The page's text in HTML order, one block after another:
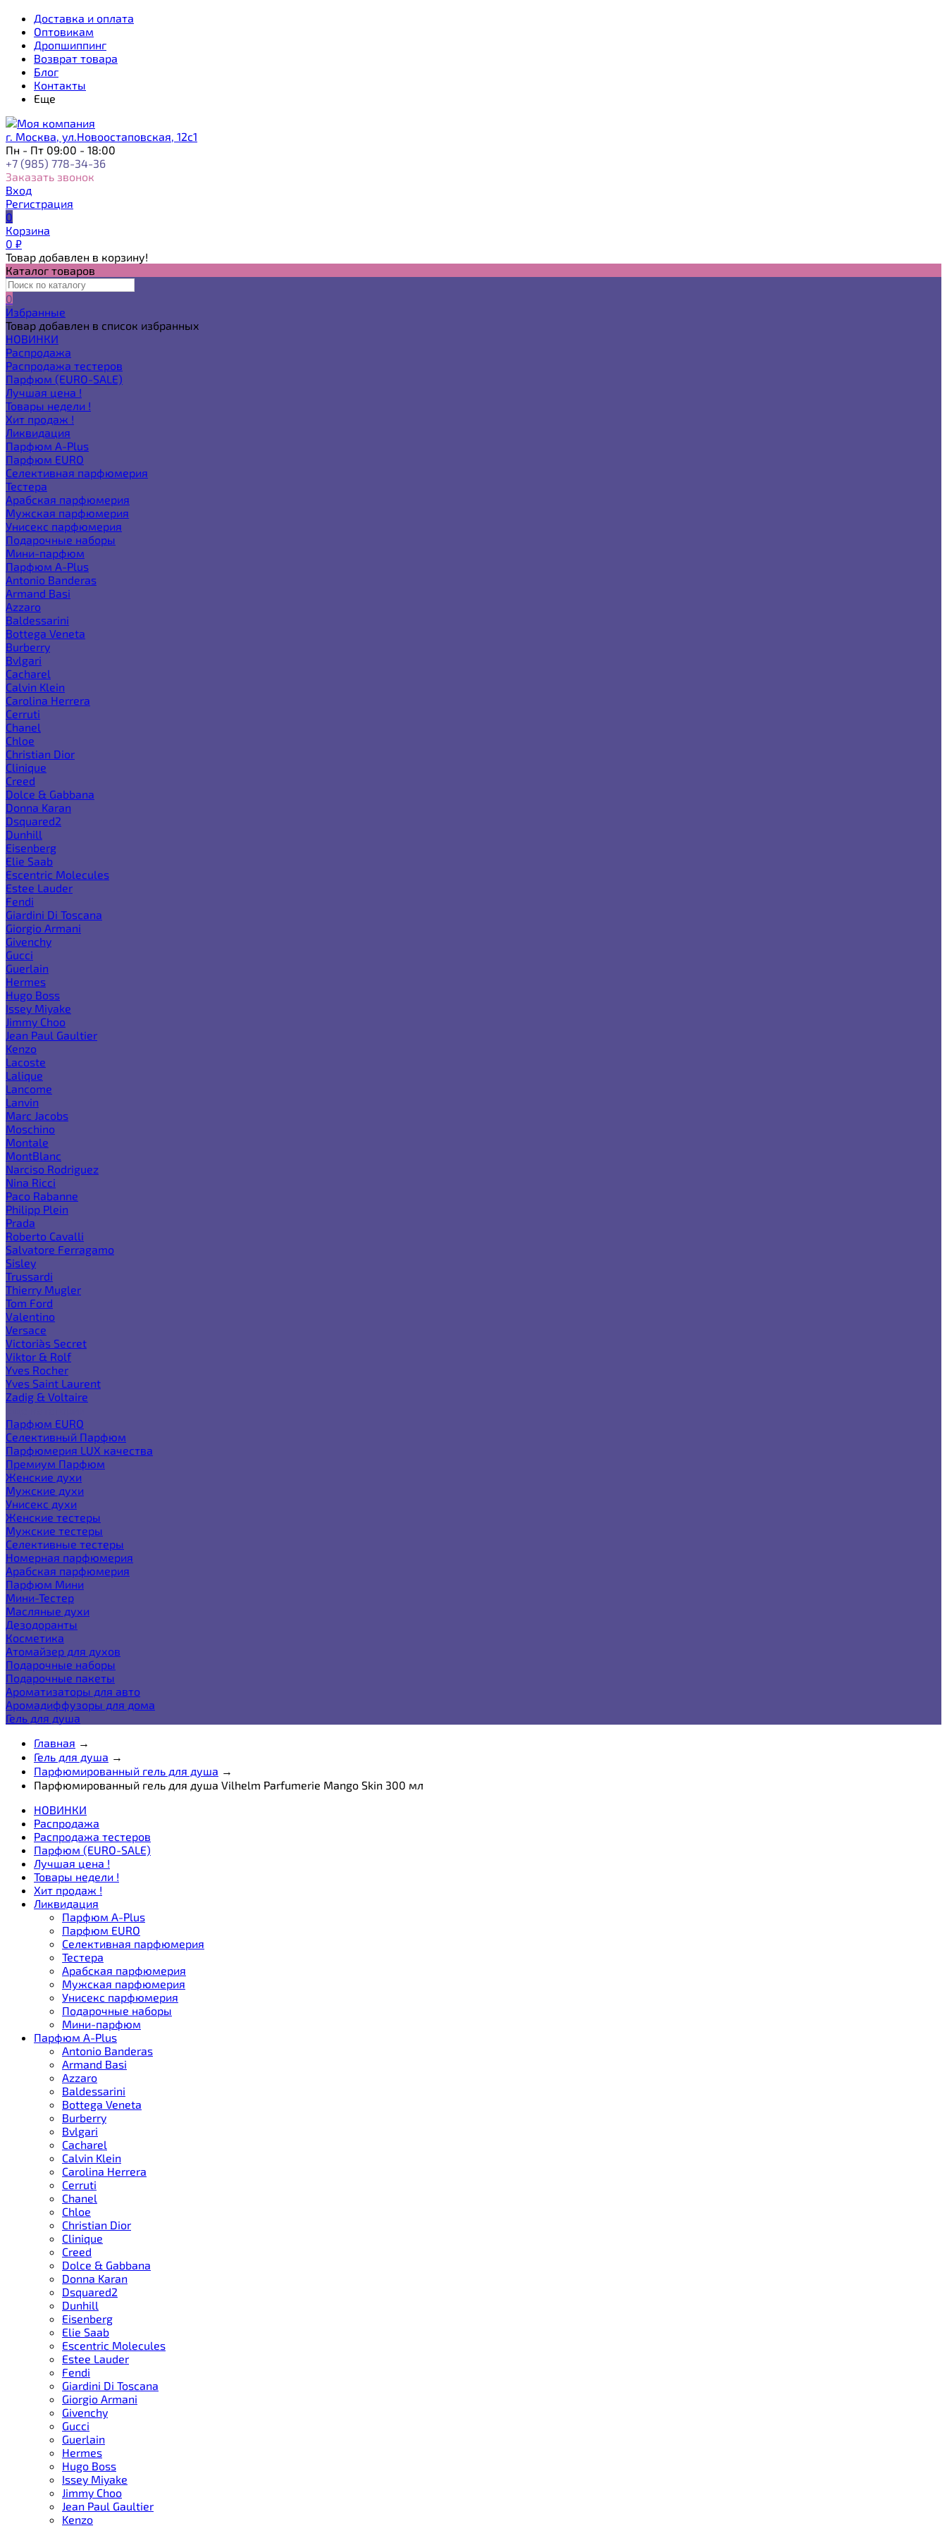
Доставка и оплата
Оптовикам
Дропшиппинг
Возврат товара
Блог
Контакты
Еще
г. Москва, ул.Новоостаповская, 12с1
Пн - Пт 09:00 - 18:00
+7 (985) 778-34-36
Заказать звонок
Вход
Регистрация
0
Корзина
0 ₽
Товар добавлен в корзину!
Каталог товаров
0
Избранные
Товар добавлен в список избранных
НОВИНКИ
Распродажа
Распродажа тестеров
Парфюм (EURO-SALE)
Лучшая цена !
Товары недели !
Хит продаж !
Ликвидация
Парфюм A-Plus
Парфюм EURO
Селективная парфюмерия
Тестера
Арабская парфюмерия
Мужская парфюмерия
Унисекс парфюмерия
Подарочные наборы
Мини-парфюм
Парфюм A-Plus
Antonio Banderas
Armand Basi
Azzaro
Baldessarini
Bottega Veneta
Burberry
Bvlgari
Cacharel
Calvin Klein
Carolina Herrera
Cerruti
Chanel
Chloe
Christian Dior
Clinique
Creed
Dolce & Gabbana
Donna Karan
Dsquared2
Dunhill
Eisenberg
Elie Saab
Escentric Molecules
Estee Lauder
Fendi
Giardini Di Toscana
Giorgio Armani
Givenchy
Gucci
Guerlain
Hermes
Hugo Boss
Issey Miyake
Jimmy Choo
Jean Paul Gaultier
Kenzo
Lacoste
Lalique
Lancome
Lanvin
Marc Jacobs
Moschino
Montale
MontBlanc
Narciso Rodriguez
Nina Ricci
Paco Rabanne
Philipp Plein
Prada
Roberto Cavalli
Salvatore Ferragamo
Sisley
Trussardi
Thierry Mugler
Tom Ford
Valentino
Versace
Victoria`s Secret
Viktor & Rolf
Yves Rocher
Yves Saint Laurent
Zadig & Voltaire
Парфюм EURO
Селективный Парфюм
Парфюмерия LUX качества
Премиум Парфюм
Женские духи
Мужские духи
Унисекс духи
Женские тестеры
Мужские тестеры
Селективные тестеры
Номерная парфюмерия
Арабская парфюмерия
Парфюм Мини
Мини-Тестер
Масляные духи
Дезодоранты
Косметика
Атомайзер для духов
Подарочные наборы
Подарочные пакеты
Ароматизаторы для авто
Аромадиффузоры для дома
Гель для душа
Главная →
Гель для душа →
Парфюмированный гель для душа →
Парфюмированный гель для душа Vilhelm Parfumerie Mango Skin 300 мл
НОВИНКИ
Распродажа
Распродажа тестеров
Парфюм (EURO-SALE)
Лучшая цена !
Товары недели !
Хит продаж !
Ликвидация
Парфюм A-Plus
Парфюм EURO
Селективная парфюмерия
Тестера
Арабская парфюмерия
Мужская парфюмерия
Унисекс парфюмерия
Подарочные наборы
Мини-парфюм
Парфюм A-Plus
Antonio Banderas
Armand Basi
Azzaro
Baldessarini
Bottega Veneta
Burberry
Bvlgari
Cacharel
Calvin Klein
Carolina Herrera
Cerruti
Chanel
Chloe
Christian Dior
Clinique
Creed
Dolce & Gabbana
Donna Karan
Dsquared2
Dunhill
Eisenberg
Elie Saab
Escentric Molecules
Estee Lauder
Fendi
Giardini Di Toscana
Giorgio Armani
Givenchy
Gucci
Guerlain
Hermes
Hugo Boss
Issey Miyake
Jimmy Choo
Jean Paul Gaultier
Kenzo